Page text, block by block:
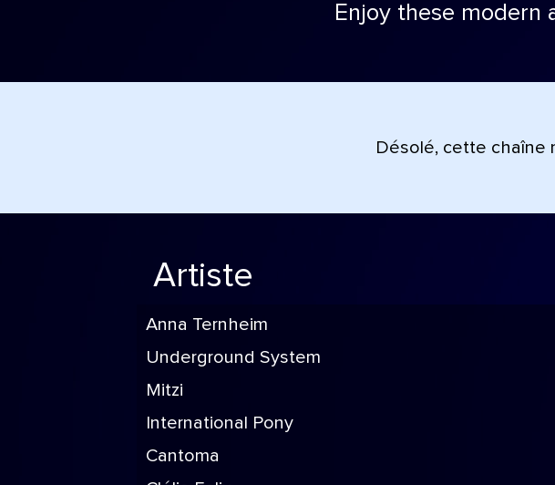
Enjoy these modern
Désolé, cette chaîne
Artiste
Anna Ternheim
Underground System
Mitzi
International Pony
Cantoma